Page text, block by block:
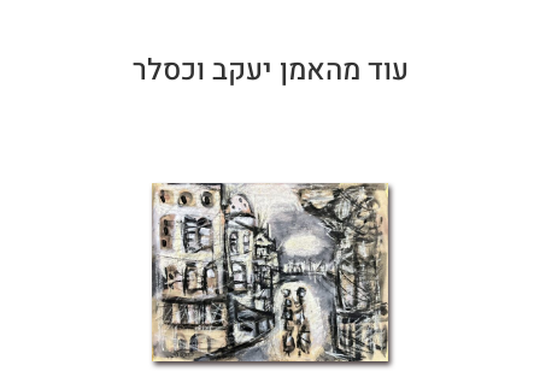
עוד מהאמן יעקב וכסלר